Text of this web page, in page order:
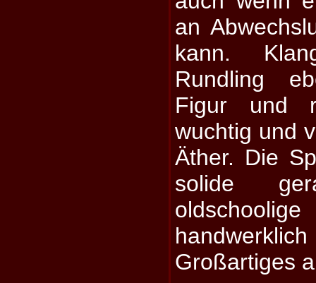
an
kann.
Rundling
Figur und
wuchtig und
Äther. Die
solide
Großartiges